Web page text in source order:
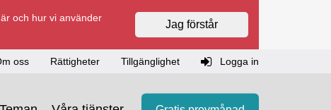
och hur vi använder
Jag förstår
oss Rättigheter Tillgänglighet Logga in